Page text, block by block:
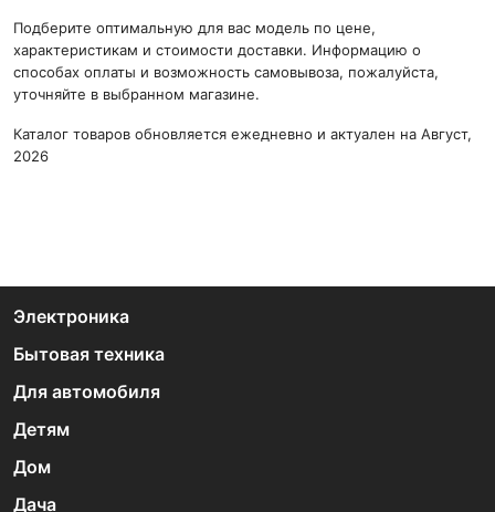
Подберите оптимальную для вас модель по цене,
характеристикам и стоимости доставки. Информацию о
способах оплаты и возможность самовывоза, пожалуйста,
уточняйте в выбранном магазине.
Каталог товаров обновляется ежедневно и актуален на Август,
2026
Электроника
Бытовая техника
Для автомобиля
Детям
Дом
Дача